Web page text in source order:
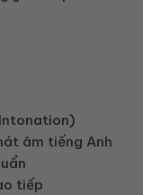
âm tiếng Anh
tiếp